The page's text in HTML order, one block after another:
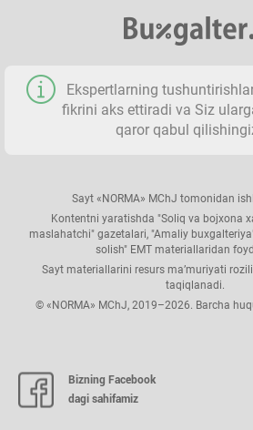
Ekspertlarning
fikrini aks ettiradi va Siz
qaror qabul
Sayt «NORMA» MChJ tomonidan
Kontentni yaratishda "Soliq va bojхona
maslahatchi" gazetalari, "Amaliy
solish" EMT materiallaridan
Sayt materiallarini resurs ma’muriyati
taqiqlanadi.
© «NORMA» MChJ, 2019–2026. Barcha
Bizning Facebook
dagi sahifamiz